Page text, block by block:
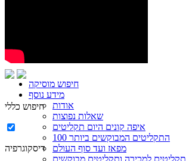
חיפוש מוסיקה
מידע נוסף
אודות
שאלות נפוצות
איפה קונים היום תקליטים
100 התקליטים המבוקשים ביותר
מפאז ועד סוף העולם
תקליטים למכירה ותקליטים מבוקשים
חיפוש כללי
דיסקוגרפיה